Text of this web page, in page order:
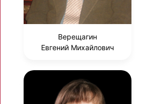
Верещагин
Евгений Михайлович